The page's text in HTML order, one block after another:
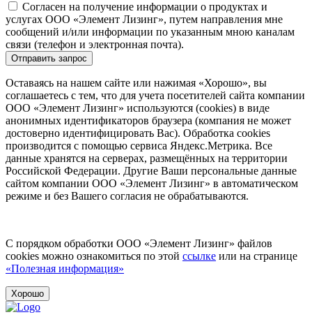
Согласен на получение информации о продуктах и
услугах ООО «Элемент Лизинг», путем направления мне
сообщений и/или информации по указанным мною каналам
связи (телефон и электронная почта).
Отправить запрос
Оставаясь на нашем сайте или нажимая «Хорошо», вы
соглашаетесь с тем, что для учета посетителей сайта компании
ООО «Элемент Лизинг» используются (cookies) в виде
анонимных идентификаторов браузера (компания не может
достоверно идентифицировать Вас). Обработка cookies
производится с помощью сервиса Яндекс.Метрика. Все
данные хранятся на серверах, размещённых на территории
Российской Федерации. Другие Ваши персональные данные
сайтом компании ООО «Элемент Лизинг» в автоматическом
режиме и без Вашего согласия не обрабатываются.
С порядком обработки ООО «Элемент Лизинг» файлов
cookies можно ознакомиться по этой ссылке или на странице
«Полезная информация»
Хорошо